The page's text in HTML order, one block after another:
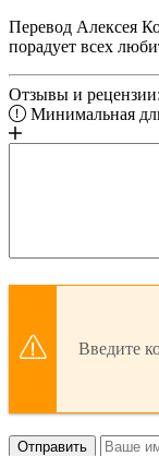
Перевод Алексея
порадует всех
Отзывы и рецензии:
Минимальная
Введите
Отправить